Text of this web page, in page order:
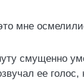
мне
смущенно
ее